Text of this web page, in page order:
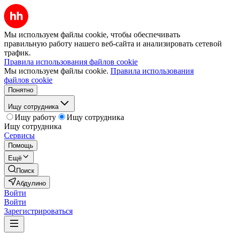
Мы используем файлы cookie, чтобы обеспечивать
правильную работу нашего веб-сайта и анализировать сетевой
трафик.
Правила использования файлов cookie
Мы используем файлы cookie. Правила использования
файлов cookie
Понятно
Ищу сотрудника
Ищу работу
Ищу сотрудника
Ищу сотрудника
Сервисы
Помощь
Ещё
Поиск
Абдулино
Войти
Войти
Зарегистрироваться